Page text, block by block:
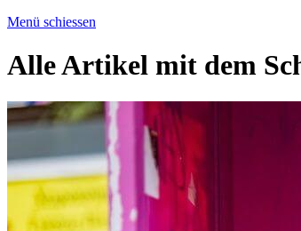
Menü schiessen
Alle Artikel mit dem